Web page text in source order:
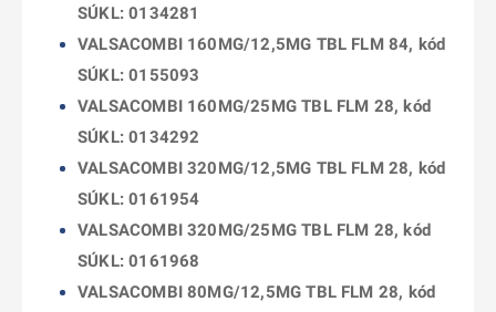
SÚKL: 0134281
VALSACOMBI 160MG/12,5MG TBL FLM 84, kód
SÚKL: 0155093
VALSACOMBI 160MG/25MG TBL FLM 28, kód
SÚKL: 0134292
VALSACOMBI 320MG/12,5MG TBL FLM 28, kód
SÚKL: 0161954
VALSACOMBI 320MG/25MG TBL FLM 28, kód
SÚKL: 0161968
VALSACOMBI 80MG/12,5MG TBL FLM 28, kód